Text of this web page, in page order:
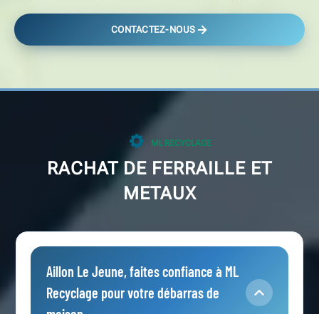
CONTACTEZ-NOUS
ML RECYCLAGE
RACHAT DE FERRAILLE ET
METAUX
Aillon Le Jeune, faites confiance à ML
Recyclage pour votre débarras de